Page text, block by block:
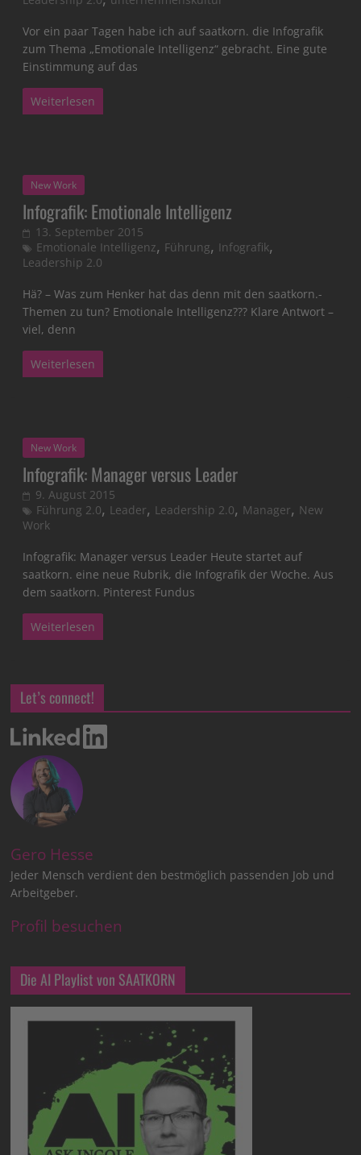
Vor ein paar Tagen habe ich auf saatkorn. die Infografik
zum Thema „Emotionale Intelligenz“ gebracht. Eine gute
Einstimmung auf das
Weiterlesen
New Work
Infografik: Emotionale Intelligenz
13. September 2015
Emotionale Intelligenz, Führung, Infografik,
Leadership 2.0
Hä? – Was zum Henker hat das denn mit den saatkorn.-
Themen zu tun? Emotionale Intelligenz??? Klare Antwort –
viel, denn
Weiterlesen
New Work
Infografik: Manager versus Leader
9. August 2015
Führung 2.0, Leader, Leadership 2.0, Manager, New
Work
Infografik: Manager versus Leader Heute startet auf
saatkorn. eine neue Rubrik, die Infografik der Woche. Aus
dem saatkorn. Pinterest Fundus
Weiterlesen
Let’s connect!
Gero Hesse
Jeder Mensch verdient den bestmöglich passenden Job und
Arbeitgeber.
Profil besuchen
Die AI Playlist von SAATKORN